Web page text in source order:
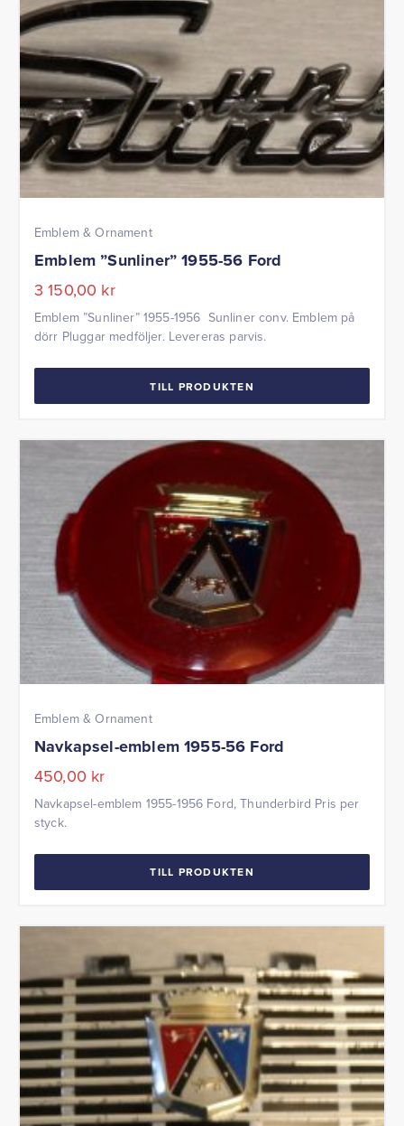
Emblem & Ornament
Emblem ”Sunliner” 1955-56 Ford
3 150,00 kr
Emblem ”Sunliner” 1955-1956 Sunliner conv. Emblem på
dörr Pluggar medföljer. Levereras parvis.
TILL PRODUKTEN
Emblem & Ornament
Navkapsel-emblem 1955-56 Ford
450,00 kr
Navkapsel-emblem 1955-1956 Ford, Thunderbird Pris per
styck.
TILL PRODUKTEN